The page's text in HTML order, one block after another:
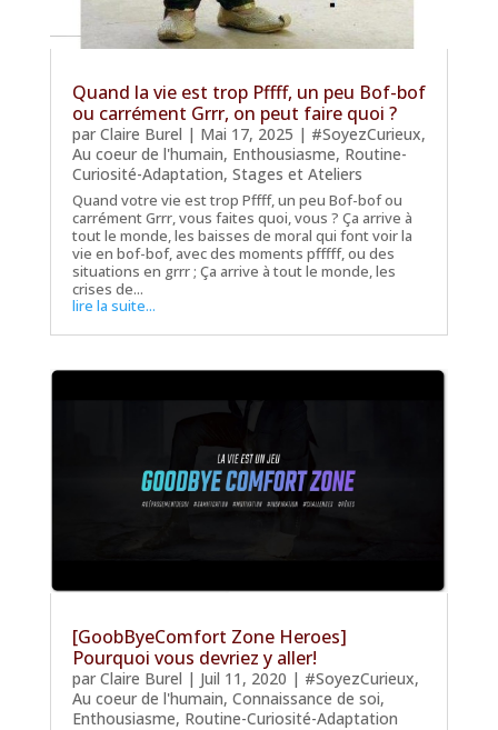
Quand la vie est trop Pffff, un peu Bof-bof
ou carrément Grrr, on peut faire quoi ?
par Claire Burel | Mai 17, 2025 | #SoyezCurieux,
Au coeur de l'humain, Enthousiasme, Routine-
Curiosité-Adaptation, Stages et Ateliers
Quand votre vie est trop Pffff, un peu Bof-bof ou
carrément Grrr, vous faites quoi, vous ? Ça arrive à
tout le monde, les baisses de moral qui font voir la
vie en bof-bof, avec des moments pfffff, ou des
situations en grrr ; Ça arrive à tout le monde, les
crises de...
lire la suite...
[GoobByeComfort Zone Heroes]
Pourquoi vous devriez y aller!
par Claire Burel | Juil 11, 2020 | #SoyezCurieux,
Au coeur de l'humain, Connaissance de soi,
Enthousiasme, Routine-Curiosité-Adaptation